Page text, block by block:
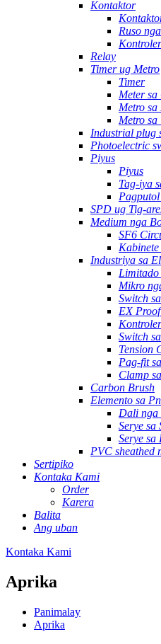
Kontaktor
Ruso
Relay
Timer ug Metro
Timer
Meter sa
Metro
Metro sa
Industrial plug
Photoelectric
Piyus
Piyus
Tag-iya
SPD ug Tig-
Medium nga
SF6
Industriya sa
Mikro
Switch
EX
Switch
Tension
Pag-fit
Clamp
Carbon Brush
Elemento sa
Dali nga
Serye sa
Serye sa
PVC sheathed
Sertipiko
Kontaka Kami
Order
Karera
Balita
Ang uban
Kontaka Kami
Aprika
Panimalay
Aprika